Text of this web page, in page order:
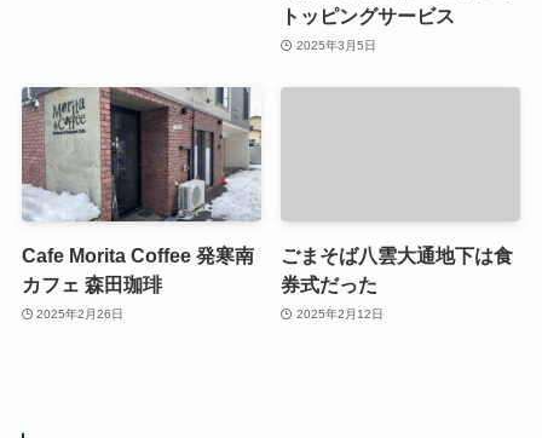
トッピングサービス
2025年3月5日
Cafe Morita Coffee 発寒南
カフェ 森田珈琲
2025年2月26日
ごまそば八雲大通地下は食
券式だった
2025年2月12日